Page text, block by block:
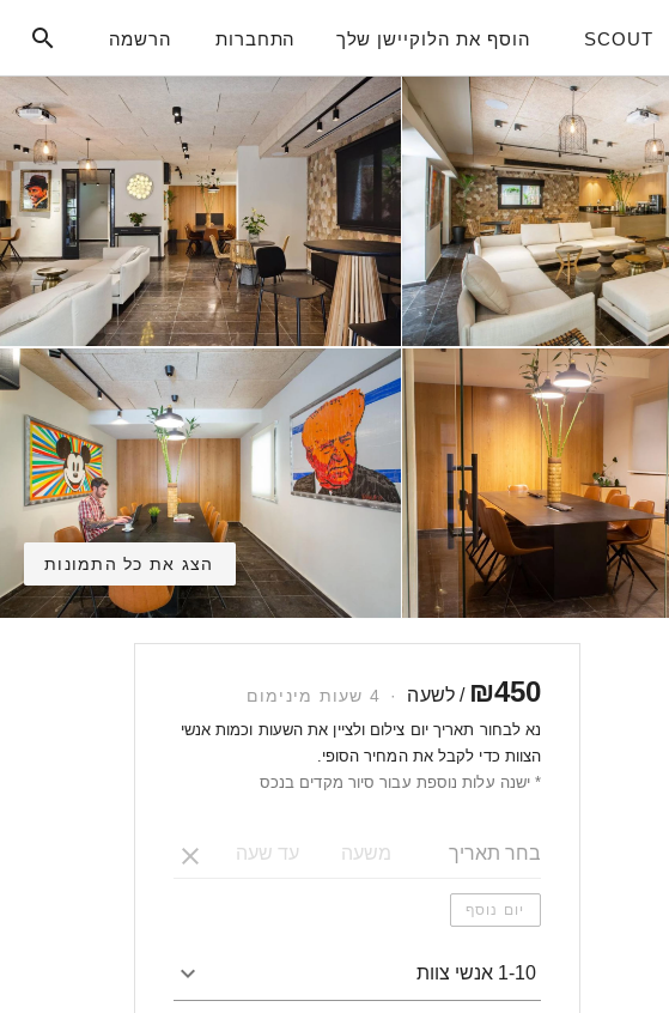
SCOUT הוסף את הלוקיישן שלך התחברות הרשמה
הצג את כל התמונות
₪450 / לשעה · 4 שעות מינימום
נא לבחור תאריך יום צילום ולציין את השעות וכמות אנשי
הצוות כדי לקבל את המחיר הסופי.
* ישנה עלות נוספת עבור סיור מקדים בנכס
יום נוסף
1-10 אנשי צוות